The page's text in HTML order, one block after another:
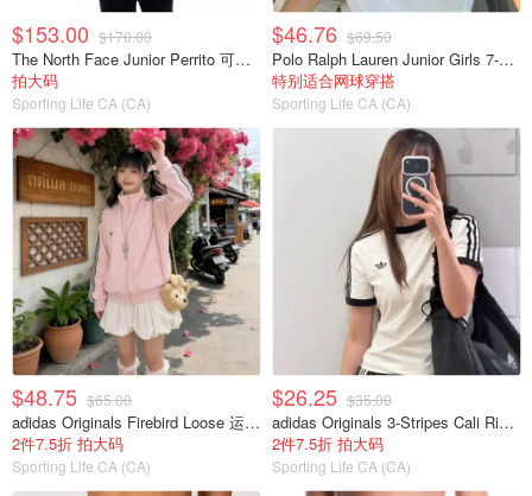
$153.00 $170.00
The North Face Junior Perrito 可翻转连帽夹克
拍大码
Sporting Life CA (CA)
$46.76 $69.50
Polo Ralph Lauren Junior Girls 7-16 无袖弹力网眼POLO衫
特别适合网球穿搭
Sporting Life CA (CA)
$48.75 $65.00
adidas Originals Firebird Loose 运动夹克 粉色
2件7.5折 拍大码
Sporting Life CA (CA)
$26.25 $35.00
adidas Originals 3-Stripes Cali Ringer 男童短袖T恤 白色
2件7.5折 拍大码
Sporting Life CA (CA)